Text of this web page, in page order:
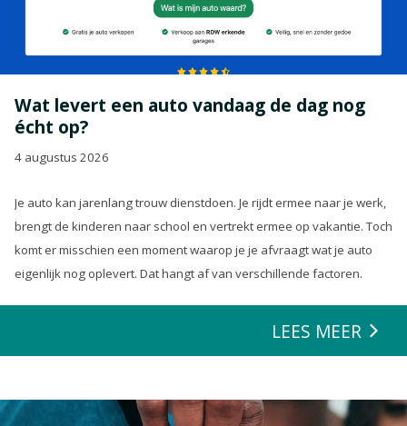
Wat levert een auto vandaag de dag nog
écht op?
4 augustus 2026
Je auto kan jarenlang trouw dienstdoen. Je rijdt ermee naar je werk,
brengt de kinderen naar school en vertrekt ermee op vakantie. Toch
komt er misschien een moment waarop je je afvraagt wat je auto
eigenlijk nog oplevert. Dat hangt af van verschillende factoren.
LEES MEER